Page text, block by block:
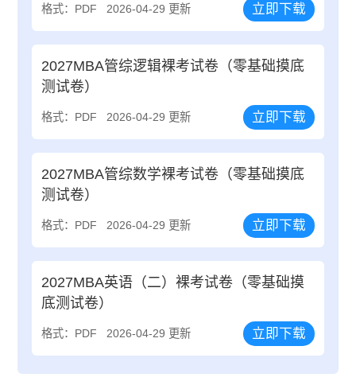
格式：PDF 2026-04-29 更新 立即下载
2027MBA管综逻辑裸考试卷（零基础摸底
测试卷）
格式：PDF 2026-04-29 更新 立即下载
2027MBA管综数学裸考试卷（零基础摸底
测试卷）
格式：PDF 2026-04-29 更新 立即下载
2027MBA英语（二）裸考试卷（零基础摸
底测试卷）
格式：PDF 2026-04-29 更新 立即下载